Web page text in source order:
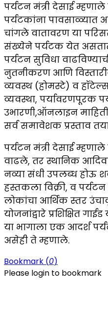
पर्यटन मंत्री देसाई
पर्यटकांना पावसाळ्यात
चांगले वातावरण या
संख्येने पर्यटक येत
पर्यटन सुविधा
नुतनीकरण आणि
व्यवस्थ (होमस्टे) व
व्यवस्था, पर्यावरणपूरक
उभारणी,ऑनलाइन
सर्व समावेशक प्रस्ताव
पर्यटन मंत्री देसाई
वाढले, तर स्थानिक
नव्या संधी उपलब्ध होऊ
हस्तकला विक्री, व
लोकांचा आर्थिक स्तर
योजनांद्वारे प्रशिक्षित
या भागाला एक आदर्श
असेही ते म्हणाले.
Bookmark (0)
Please login to bookmark